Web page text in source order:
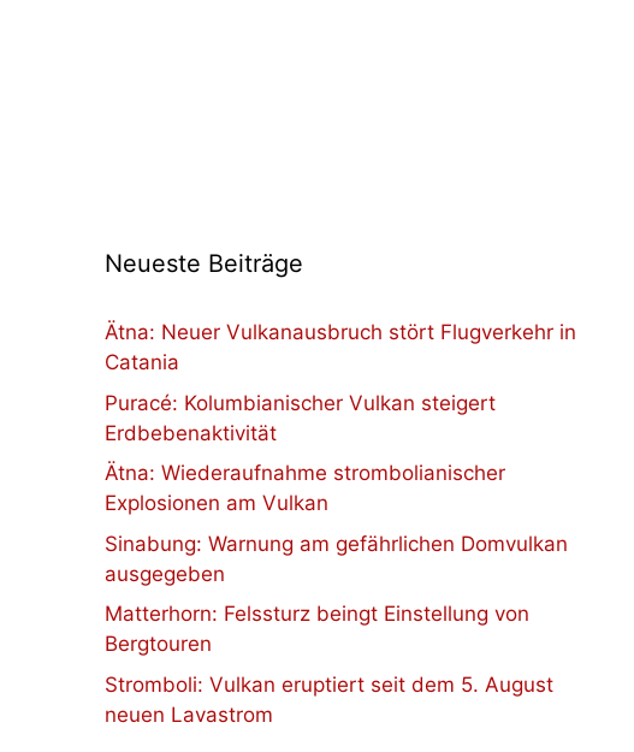
Neueste Beiträge
Ätna: Neuer Vulkanausbruch stört Flugverkehr in
Catania
Puracé: Kolumbianischer Vulkan steigert
Erdbebenaktivität
Ätna: Wiederaufnahme strombolianischer
Explosionen am Vulkan
Sinabung: Warnung am gefährlichen Domvulkan
ausgegeben
Matterhorn: Felssturz beingt Einstellung von
Bergtouren
Stromboli: Vulkan eruptiert seit dem 5. August
neuen Lavastrom